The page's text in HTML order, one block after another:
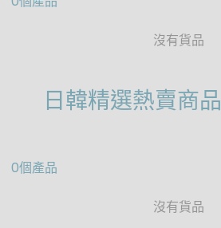
沒有貨品
日韓精選熱賣商品
0個產品
沒有貨品